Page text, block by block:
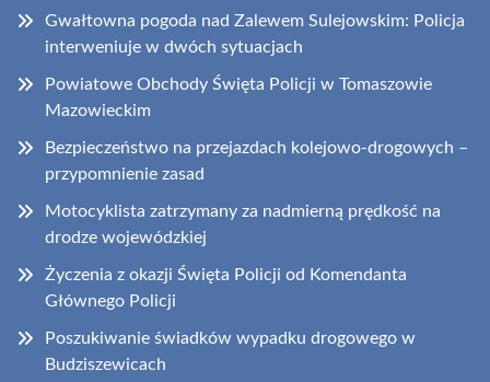
Gwałtowna pogoda nad Zalewem Sulejowskim: Policja
interweniuje w dwóch sytuacjach
Powiatowe Obchody Święta Policji w Tomaszowie
Mazowieckim
Bezpieczeństwo na przejazdach kolejowo-drogowych –
przypomnienie zasad
Motocyklista zatrzymany za nadmierną prędkość na
drodze wojewódzkiej
Życzenia z okazji Święta Policji od Komendanta
Głównego Policji
Poszukiwanie świadków wypadku drogowego w
Budziszewicach